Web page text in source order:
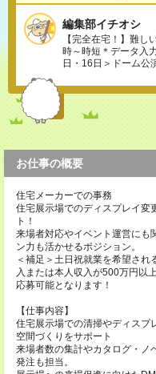
編集部イチオシ
【完全在宅！】難し
時～時短＊データ入
日・16日＞ドーム公
お仕事の概要
住宅メーカーでの事務
住宅展示場でのディスプレイ変
ト！
来場者対応やイベント運営にも
ン力も活かせるポジション。
＜補足＞土日祝就業を希望さ
入または本人収入が500万円以
応募可能となります！
【仕事内容】
住宅展示場での清掃やディスプ
空間づくりをサポート
来場者数の集計やカタログ・ノ
発注も担当。